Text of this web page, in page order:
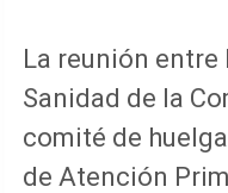
La reunión entre
Sanidad de la
comité de
de Atención